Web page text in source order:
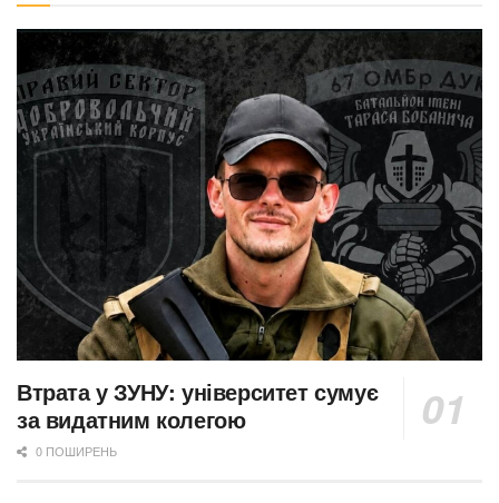
Втрата у ЗУНУ: університет сумує
за видатним колегою
0 ПОШИРЕНЬ